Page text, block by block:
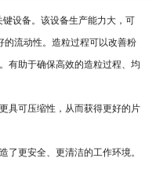
设备。该设备生产能力大，可
流动性。造粒过程可以改善粉
有助于确保高效的造粒过程、均
具可压缩性，从而获得更好的片
更安全、更清洁的工作环境。